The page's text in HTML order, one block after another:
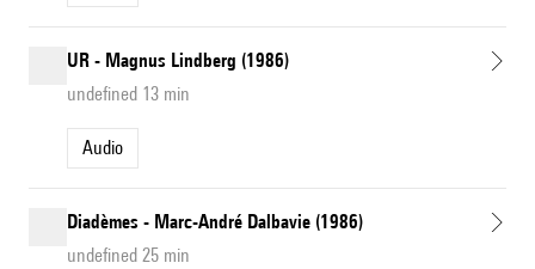
UR - Magnus Lindberg (1986)
undefined 13 min
Audio
Diadèmes - Marc-André Dalbavie (1986)
undefined 25 min